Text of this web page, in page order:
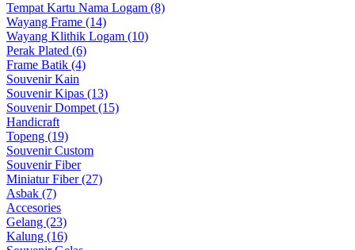
Tempat Kartu Nama Logam (8)
Wayang Frame (14)
Wayang Klithik Logam (10)
Perak Plated (6)
Frame Batik (4)
Souvenir Kain
Souvenir Kipas (13)
Souvenir Dompet (15)
Handicraft
Topeng (19)
Souvenir Custom
Souvenir Fiber
Miniatur Fiber (27)
Asbak (7)
Accesories
Gelang (23)
Kalung (16)